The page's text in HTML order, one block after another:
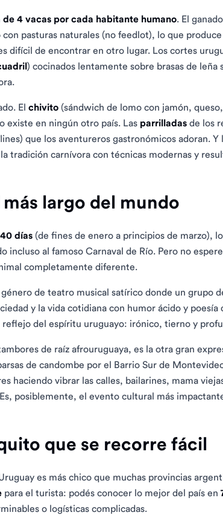
de 4 vacas por cada habitante humano. El
pasturas naturales (no feedlot), lo que
difícil de encontrar en otro lugar. Los cortes
) cocinados lentamente sobre brasas de leña
El chivito (sándwich de lomo con jamón,
existe en ningún otro país. Las parrilladas de los
que los aventureros gastronómicos adoran.
tradición carnívora con técnicas modernas y
largo del mundo
40 días (de fines de enero a principios de marzo),
incluso al famoso Carnaval de Río. Pero no
completamente diferente.
de teatro musical satírico donde un grupo
y la vida cotidiana con humor ácido y poesía
del espíritu uruguayo: irónico, tierno y
de raíz afrouruguaya, es la otra gran
de candombe por el Barrio Sur de
haciendo vibrar las calles, bailarines, mama
posiblemente, el evento cultural más
que se recorre fácil
es más chico que muchas provincias
para el turista: podés conocer lo mejor del país en
o logísticas complicadas.